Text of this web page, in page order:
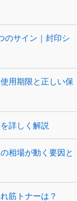
のサイン｜封印シ
用期限と正しい保
詳しく解説
相場が動く要因と
筋トナーは？